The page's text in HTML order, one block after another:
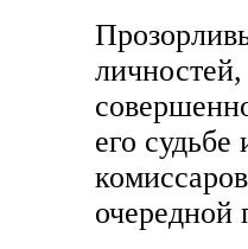
его
очередной